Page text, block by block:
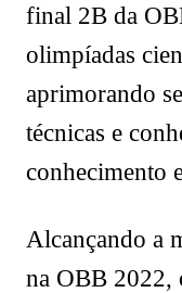
final 2B da
olimpíadas
aprimorando
técnicas e
conhecimento
Alcançando a
na OBB 2022,